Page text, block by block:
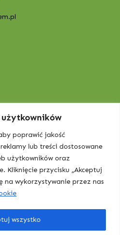
poprawić jakość
lub treści dostosowane
użytkowników oraz
Kliknięcie przycisku „Akceptuj
na wykorzystywanie przez nas
wszystko
razem